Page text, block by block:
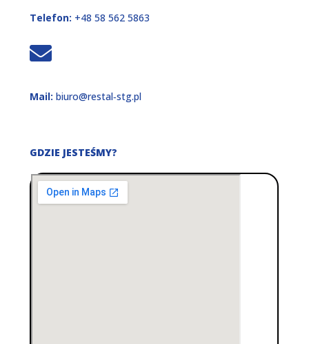
Telefon: +48 58 562 5863
Mail: biuro@restal‑stg.pl
GDZIE JESTEŚMY?